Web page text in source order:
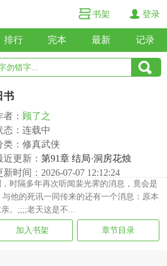
书架 登录
排行 完本 最新 记录
书
者： 顾了之
态：连载中
类：修真武侠
近更新： 第91章 结局·洞房花烛
新时间：2026-07-07 12:12:24
时隔多年再次听闻裴光霁的消息，竟会是
他的死讯一同传来的还有一个消息：原本
。;;;;老天这是不...
加入书架 章节目录